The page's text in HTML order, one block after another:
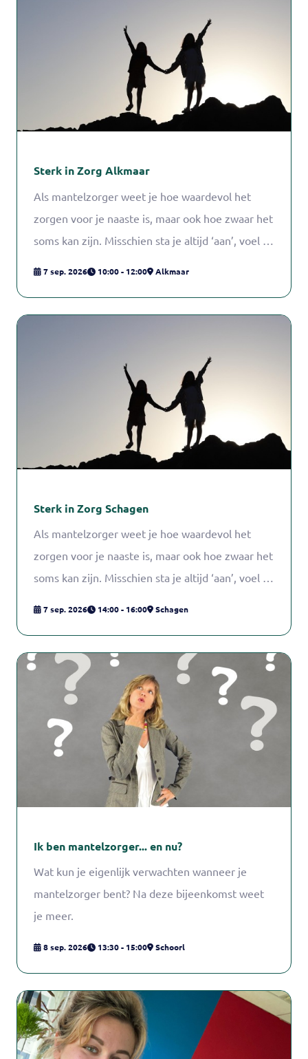
Sterk in Zorg Alkmaar
Als mantelzorger weet je hoe waardevol het
zorgen voor je naaste is, maar ook hoe zwaar het
soms kan zijn. Misschien sta je altijd ‘aan’, voel je
7 sep. 2026 10:00 - 12:00 Alkmaar
Sterk in Zorg Schagen
Als mantelzorger weet je hoe waardevol het
zorgen voor je naaste is, maar ook hoe zwaar het
soms kan zijn. Misschien sta je altijd ‘aan’, voel je
7 sep. 2026 14:00 - 16:00 Schagen
Ik ben mantelzorger... en nu?
Wat kun je eigenlijk verwachten wanneer je
mantelzorger bent? Na deze bijeenkomst weet
je meer.
8 sep. 2026 13:30 - 15:00 Schoorl